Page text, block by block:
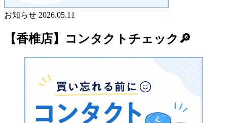
お知らせ 2026.05.11
【香椎店】コンタクトチェック🔎